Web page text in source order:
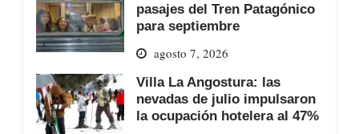
pasajes del Tren Patagónico
para septiembre
agosto 7, 2026
Villa La Angostura: las
nevadas de julio impulsaron
la ocupación hotelera al 47%